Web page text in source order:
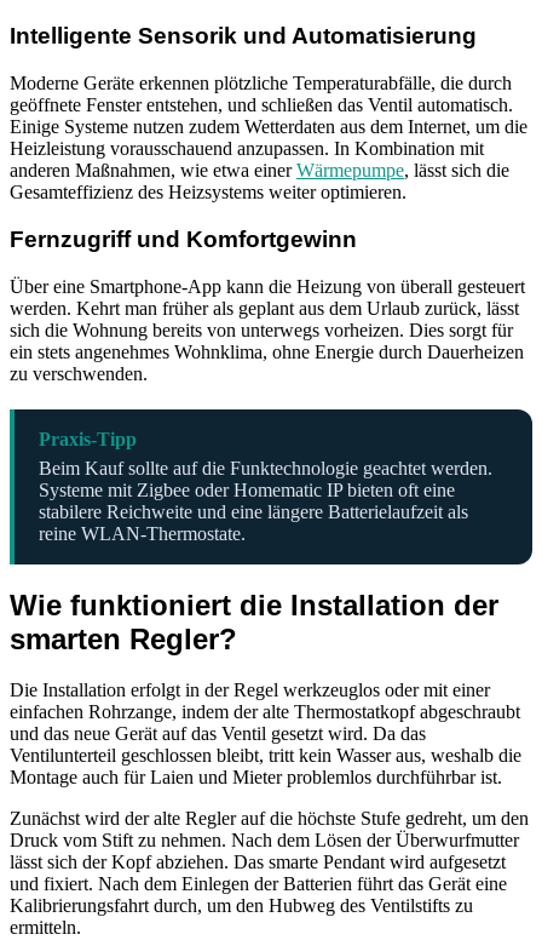
Intelligente Sensorik und Automatisierung
Moderne Geräte erkennen plötzliche Temperaturabfälle, die durch
geöffnete Fenster entstehen, und schließen das Ventil automatisch.
Einige Systeme nutzen zudem Wetterdaten aus dem Internet, um die
Heizleistung vorausschauend anzupassen. In Kombination mit
anderen Maßnahmen, wie etwa einerWärmepumpe, lässt sich die
Gesamteffizienz des Heizsystems weiter optimieren.
Fernzugriff und Komfortgewinn
Über eine Smartphone-App kann die Heizung von überall gesteuert
werden. Kehrt man früher als geplant aus dem Urlaub zurück, lässt
sich die Wohnung bereits von unterwegs vorheizen. Dies sorgt für
ein stets angenehmes Wohnklima, ohne Energie durch Dauerheizen
zu verschwenden.
Praxis-Tipp
Beim Kauf sollte auf die Funktechnologie geachtet werden.
Systeme mit Zigbee oder Homematic IP bieten oft eine
stabilere Reichweite und eine längere Batterielaufzeit als
reine WLAN-Thermostate.
Wie funktioniert die Installation der
smarten Regler?
Die Installation erfolgt in der Regel werkzeuglos oder mit einer
einfachen Rohrzange, indem der alte Thermostatkopf abgeschraubt
und das neue Gerät auf das Ventil gesetzt wird. Da das
Ventilunterteil geschlossen bleibt, tritt kein Wasser aus, weshalb die
Montage auch für Laien und Mieter problemlos durchführbar ist.
Zunächst wird der alte Regler auf die höchste Stufe gedreht, um den
Druck vom Stift zu nehmen. Nach dem Lösen der Überwurfmutter
lässt sich der Kopf abziehen. Das smarte Pendant wird aufgesetzt
und fixiert. Nach dem Einlegen der Batterien führt das Gerät eine
Kalibrierungsfahrt durch, um den Hubweg des Ventilstifts zu
ermitteln.